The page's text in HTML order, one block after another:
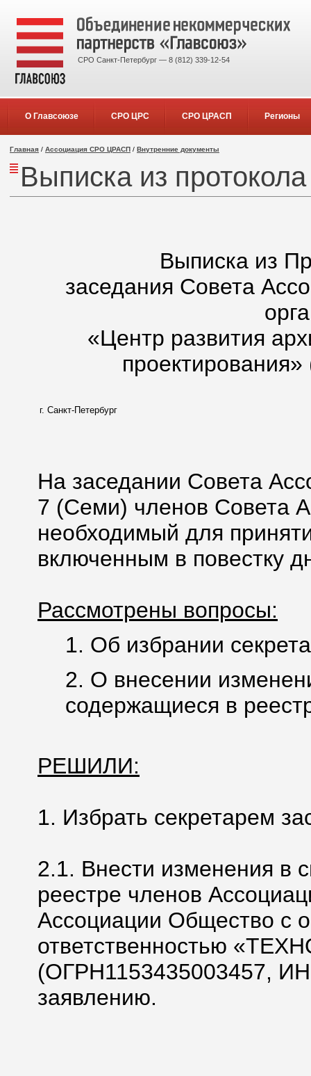
СРО Санкт-Петербург — 8 (812) 339-12-54
О Главсоюзе СРО ЦРС СРО ЦРАСП Регионы
Главная / Ассоциация СРО ЦРАСП / Внутренние документы
Выписка из протокола
Выписка из
заседания Совета
«Центр развития
г. Санкт-Петербург
На заседании Совета
7 (Семи) членов Совета
необходимый для
включенным в повестку
Рассмотрены вопросы:
1. Об избрании
2. О внесении
содержащиеся в
РЕШИЛИ:
1. Избрать секретарем
2.1. Внести изменения в
реестре членов
Ассоциации Общество с
ответственностью
(ОГРН1153435003457,
заявлению.